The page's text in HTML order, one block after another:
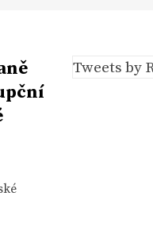
Tweets by